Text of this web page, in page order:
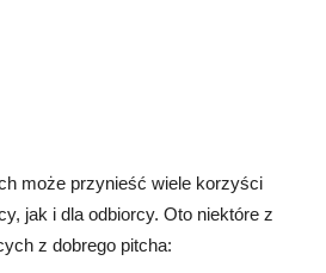
może przynieść wiele korzyści
jak i dla odbiorcy. Oto niektóre z
z dobrego pitcha: